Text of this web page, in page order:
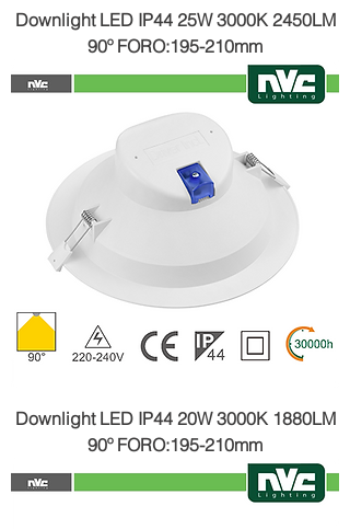
Downlight LED IP44 25W 3000K 2450LM
90º FORO:195-210mm
Downlight LED IP44 20W 3000K 1880LM
90º FORO:195-210mm